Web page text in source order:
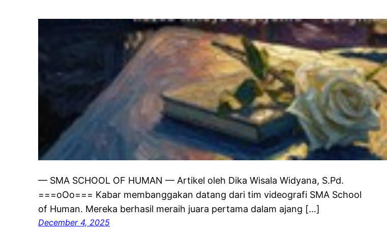
— SMA SCHOOL OF HUMAN — Artikel oleh Dika Wisala Widyana, S.Pd.
===oOo=== Kabar membanggakan datang dari tim videografi SMA School
of Human. Mereka berhasil meraih juara pertama dalam ajang […]
December 4, 2025